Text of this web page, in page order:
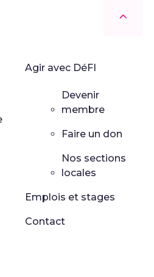
Agir avec DéFI
Devenir
membre
Faire un don
Nos sections
locales
Emplois et stages
Contact